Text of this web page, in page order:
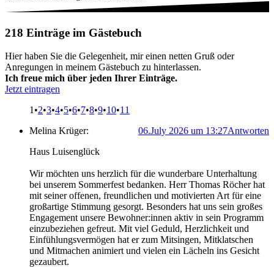
218 Einträge im Gästebuch
Hier haben Sie die Gelegenheit, mir einen netten Gruß oder
Anregungen in meinem Gästebuch zu hinterlassen.
Ich freue mich über jeden Ihrer Einträge.
Jetzt eintragen
1•2•3•4•5•6•7•8•9•10•11
Melina Krüger:
Antworten
06.July 2026 um 13:27
Haus Luisenglück
Wir möchten uns herzlich für die wunderbare Unterhaltung
bei unserem Sommerfest bedanken. Herr Thomas Röcher hat
mit seiner offenen, freundlichen und motivierten Art für eine
großartige Stimmung gesorgt. Besonders hat uns sein großes
Engagement unsere Bewohner:innen aktiv in sein Programm
einzubeziehen gefreut. Mit viel Geduld, Herzlichkeit und
Einfühlungsvermögen hat er zum Mitsingen, Mitklatschen
und Mitmachen animiert und vielen ein Lächeln ins Gesicht
gezaubert.